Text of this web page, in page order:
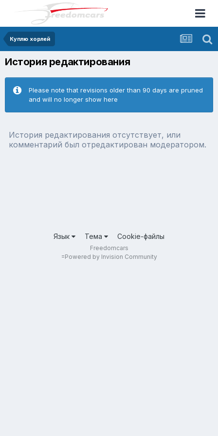
Куплю хорлей
История редактирования
Please note that revisions older than 90 days are pruned
and will no longer show here
История редактирования отсутствует, или
комментарий был отредактирован модератором.
Язык Тема Cookie-файлы
Freedomcars
=Powered by Invision Community